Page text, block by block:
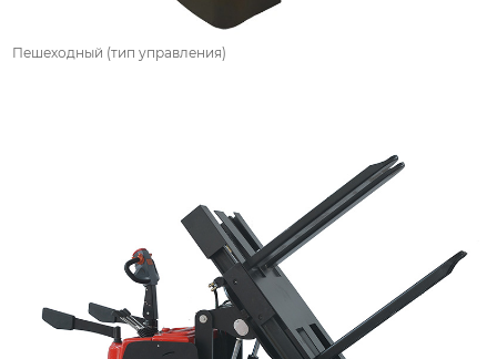
Пешеходный (тип управления)